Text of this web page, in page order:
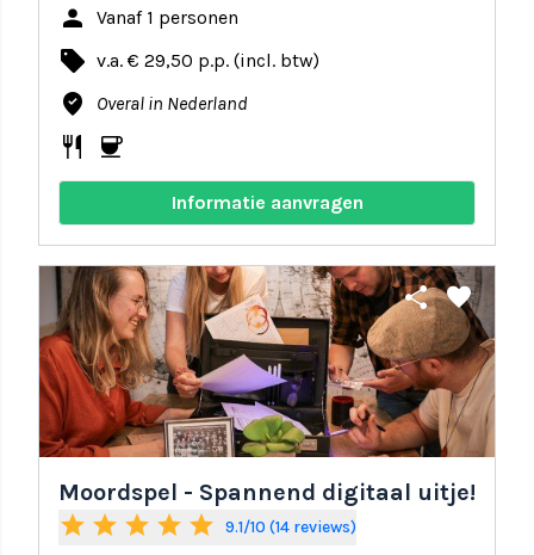
person Vanaf 1 personen
local_offer v.a. € 29,50 p.p. (incl. btw)
where_to_vote Overal in Nederland
restaurant coffee
Informatie aanvragen
share favorite
Moordspel - Spannend digitaal uitje!
star star star star star 9.1/10 (14 reviews)